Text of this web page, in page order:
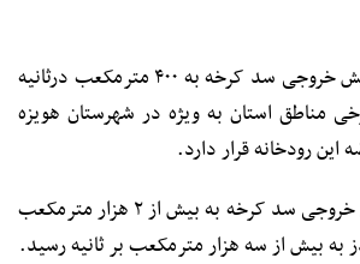
بهمن ماه پارسال، افزایش خروجی سد کرخه به ۴۰۰ مترمکعب درثانیه
مناطق استان به ویژه در شهرستان هویزه
رودخانه قرار دارد.
در فروردین ماه پارسال خروجی سد کرخه به بیش از ۲ هزار مترمکعب
به بیش از سه هزار مترمکعب بر ثانیه رسید.